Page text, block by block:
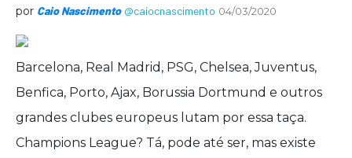
por Caio Nascimento @caiocnascimento 04/03/2020
Barcelona, Real Madrid, PSG, Chelsea, Juventus,
Benfica, Porto, Ajax, Borussia Dortmund e outros
grandes clubes europeus lutam por essa taça.
Champions League? Tá, pode até ser, mas existe